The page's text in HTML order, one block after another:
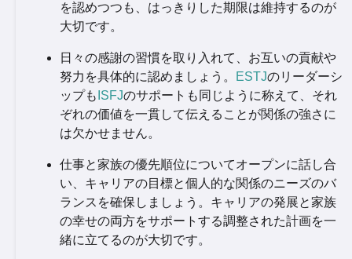
を認めつつも、はっきりした期限は維持するのが
大切です。
日々の感謝の習慣を取り入れて、お互いの貢献や
努力を具体的に認めましょう。
ESTJのリーダーシ
ップも ISFJのサポートも同じように称えて、それ
ぞれの価値を一貫して伝えることが関係の強さに
は欠かせません。
仕事と家族の優先順位についてオープンに話し合
い、キャリアの目標と個人的な関係のニーズのバ
ランスを確保しましょう。キャリアの発展と家族
の幸せの両方をサポートする調整された計画を一
緒に立てるのが大切です。